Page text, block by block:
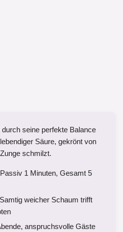
seine perfekte Balance
Säure, gekrönt von
schmilzt.
1 Minuten, Gesamt 5
Samtig weicher Schaum trifft
anspruchsvolle Gäste